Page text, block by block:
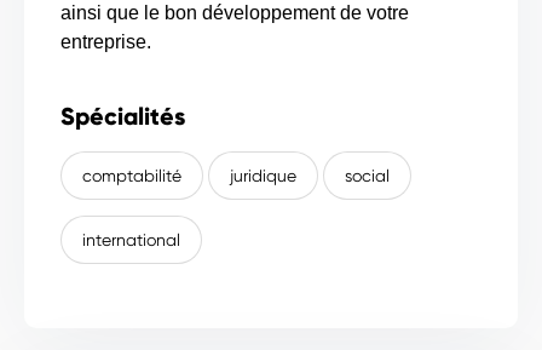
ainsi que le bon développement de votre
entreprise.
Spécialités
comptabilité juridique social
international